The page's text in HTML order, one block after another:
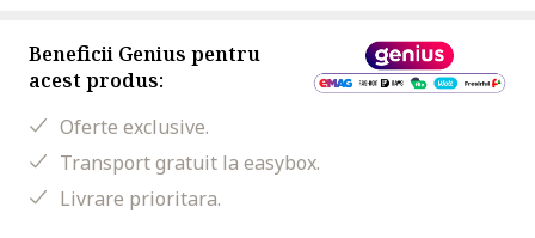
Beneficii Genius pentru
acest produs:
Oferte exclusive.
Transport gratuit la easybox.
Livrare prioritara.